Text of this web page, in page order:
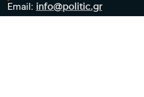
Email: info@politic.gr
Τηλ: